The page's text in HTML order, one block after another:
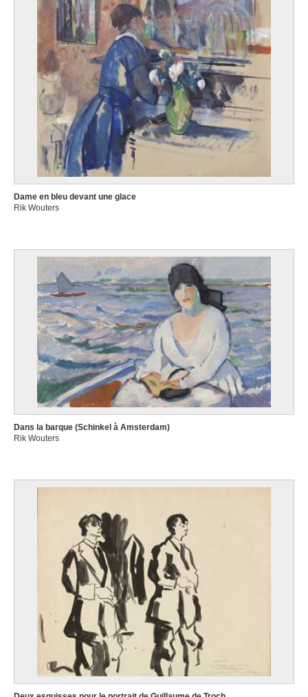
Dame en bleu devant une glace
Rik Wouters
Dans la barque (Schinkel à Amsterdam)
Rik Wouters